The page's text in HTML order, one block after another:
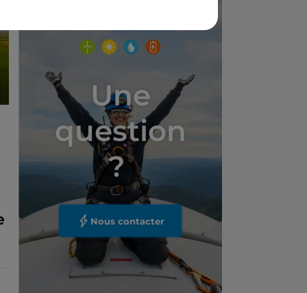
Une
question
?
Nous contacter